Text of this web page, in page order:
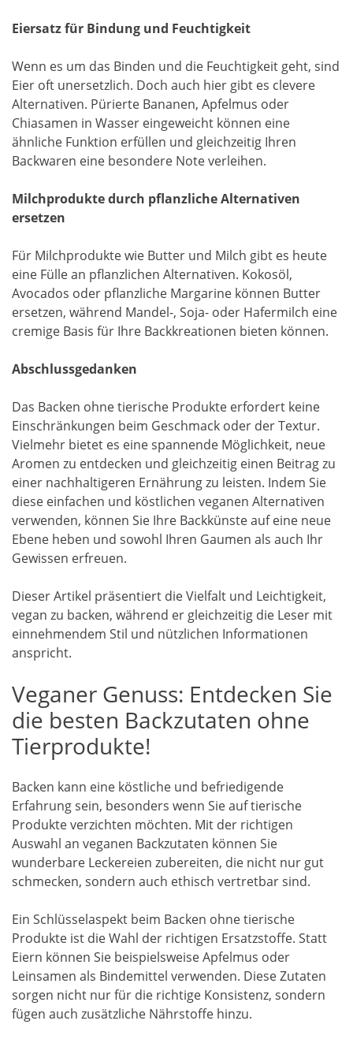
Eiersatz für Bindung und Feuchtigkeit
Wenn es um das Binden und die Feuchtigkeit geht, sind
Eier oft unersetzlich. Doch auch hier gibt es clevere
Alternativen. Pürierte Bananen, Apfelmus oder
Chiasamen in Wasser eingeweicht können eine
ähnliche Funktion erfüllen und gleichzeitig Ihren
Backwaren eine besondere Note verleihen.
Milchprodukte durch pflanzliche Alternativen
ersetzen
Für Milchprodukte wie Butter und Milch gibt es heute
eine Fülle an pflanzlichen Alternativen. Kokosöl,
Avocados oder pflanzliche Margarine können Butter
ersetzen, während Mandel-, Soja- oder Hafermilch eine
cremige Basis für Ihre Backkreationen bieten können.
Abschlussgedanken
Das Backen ohne tierische Produkte erfordert keine
Einschränkungen beim Geschmack oder der Textur.
Vielmehr bietet es eine spannende Möglichkeit, neue
Aromen zu entdecken und gleichzeitig einen Beitrag zu
einer nachhaltigeren Ernährung zu leisten. Indem Sie
diese einfachen und köstlichen veganen Alternativen
verwenden, können Sie Ihre Backkünste auf eine neue
Ebene heben und sowohl Ihren Gaumen als auch Ihr
Gewissen erfreuen.
Dieser Artikel präsentiert die Vielfalt und Leichtigkeit,
vegan zu backen, während er gleichzeitig die Leser mit
einnehmendem Stil und nützlichen Informationen
anspricht.
Veganer Genuss: Entdecken Sie
die besten Backzutaten ohne
Tierprodukte!
Backen kann eine köstliche und befriedigende
Erfahrung sein, besonders wenn Sie auf tierische
Produkte verzichten möchten. Mit der richtigen
Auswahl an veganen Backzutaten können Sie
wunderbare Leckereien zubereiten, die nicht nur gut
schmecken, sondern auch ethisch vertretbar sind.
Ein Schlüsselaspekt beim Backen ohne tierische
Produkte ist die Wahl der richtigen Ersatzstoffe. Statt
Eiern können Sie beispielsweise Apfelmus oder
Leinsamen als Bindemittel verwenden. Diese Zutaten
sorgen nicht nur für die richtige Konsistenz, sondern
fügen auch zusätzliche Nährstoffe hinzu.